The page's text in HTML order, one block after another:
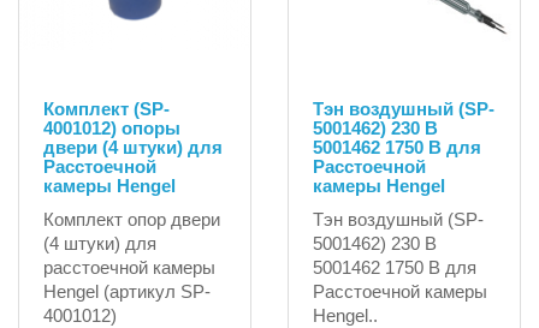
Комплект (SP-
4001012) опоры
двери (4 штуки) для
Расстоечной
камеры Hengel
Комплект опор двери
(4 штуки) для
расстоечной камеры
Hengel (артикул SP-
4001012)
Тэн воздушный (SP-
5001462) 230 В
5001462 1750 В для
Расстоечной
камеры Hengel
Тэн воздушный (SP-
5001462) 230 В
5001462 1750 В для
Расстоечной камеры
Hengel..